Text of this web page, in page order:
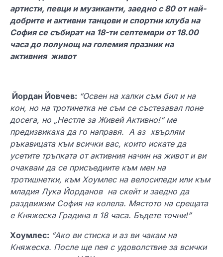
артисти, певци и музиканти, заедно с 80 от най-
добрите и активни танцови и спортни клуба на
София се събират на 18-ти септември от 18.00
часа до полунощ на големия празник на
активния живот
Йордан Йовчев: “Освен на халки съм бил и на
кон, но на тротинетка не съм се състезавал поне
досега, но „Нестле за Живей Активно!“ ме
предизвикаха да го направя. А аз хвърлям
ръкавицата към всичкивас, които искатеда
усетитетръпката от активния начин на живот и ви
очаквам да се присъедиитекъм мен на
тротишнетки, към Хоумлес на велосипеди или към
младия Лука Йорданов на скейт и заедно да
раздвижим София на колела. Мястото на срещата
е Княжеска Градина в 18 часа. Бъдете точни!”
Хоумлес: “Ако ви стиска и аз ви чакам на
Княжеска. После ще пея с удоволствие за всички